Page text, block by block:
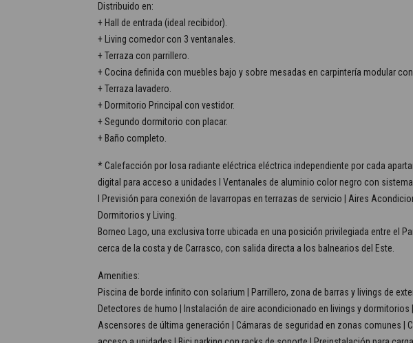
Distribuido en:
+ Hall de entrada (ideal recibidor).
+ Living comedor con 3 ventanales.
+ Terraza con parrillero.
+ Cocina definida con muebles bajo y sobre mesadas en carpintería modular
+ Terraza lavadero.
+ Dormitorio Principal con vestidor.
+ Segundo dormitorio con placar.
+ Baño completo.
* Calefacción por losa radiante eléctrica eléctrica independiente por cada
digital para acceso a unidades I Ventanales de aluminio color negro con
I Previsión para conexión de lavarropas en terrazas de servicio | Aires
Dormitorios y Living.
Borneo Lago, una exclusiva torre ubicada en una posición privilegiada entre el
cerca de la costa y de Carrasco, con salida directa a los balnearios del Este.
Amenities:
Piscina de borde infinito con solarium | Parrillero, zona de barras y livings de
Detectores de humo | Instalación de aire acondicionado en livings y dormitorios |
Ascensores de última generación | Cámaras de seguridad en zonas comunes |